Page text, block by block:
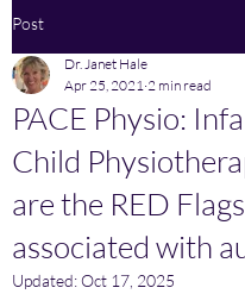
Post
PACE Physio:
Child
are the RED Flags
associated with
Dr. Janet Hale
Apr 25, 2021 2 min read
Updated:Oct 17, 2025